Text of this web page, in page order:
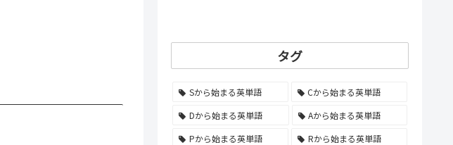
タグ
Sから始まる英単語
Cから始まる英単語
Dから始まる英単語
Aから始まる英単語
Pから始まる英単語
Rから始まる英単語